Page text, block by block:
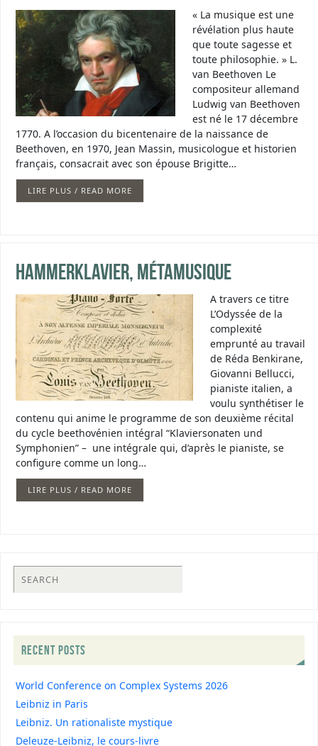
« La musique est une
révélation plus haute
que toute sagesse et
toute philosophie. » L.
van Beethoven Le
compositeur allemand
Ludwig van Beethoven
est né le 17 décembre
1770. A l’occasion du bicentenaire de la naissance de
Beethoven, en 1970, Jean Massin, musicologue et historien
français, consacrait avec son épouse Brigitte…
LIRE PLUS / READ MORE
Hammerklavier, métamusique
A travers ce titre
L’Odyssée de la
complexité
emprunté au travail
de Réda Benkirane,
Giovanni Bellucci,
pianiste italien, a
voulu synthétiser le
contenu qui anime le programme de son deuxième récital
du cycle beethovénien intégral “Klaviersonaten und
Symphonien” – une intégrale qui, d’après le pianiste, se
configure comme un long…
LIRE PLUS / READ MORE
RECENT POSTS
World Conference on Complex Systems 2026
Leibniz in Paris
Leibniz. Un rationaliste mystique
Deleuze-Leibniz, le cours-livre